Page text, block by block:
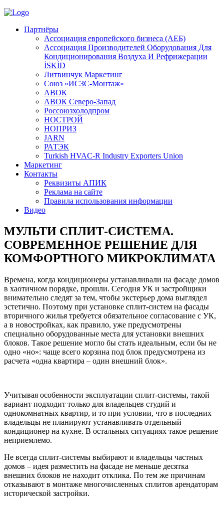
Партнёры
Ассоциация европейского бизнеса (АЕБ)
Aссоциация Производителей Оборудования Для
Кондиционирования Воздуха И Рефрижерации
İSKİD
Литвинчук Маркетинг
Союз «ИСЗС-Монтаж»
АВОК
АВОК Северо-Запад
Россоюзхолодпром
НОСТРОЙ
НОПРИЗ
JARN
РАТЭК
Turkish HVAC-R Industry Exporters Union
Маркетинг
Контакты
Реквизиты АПИК
Реклама на сайте
Правила использования информации
Видео
МУЛЬТИ СПЛИТ-СИСТЕМА.
СОВРЕМЕННОЕ РЕШЕНИЕ ДЛЯ
КОМФОРТНОГО МИКРОКЛИМАТА
Времена, когда кондиционеры устанавливали на фасаде домов
в хаотичном порядке, прошли. Сегодня УК и застройщики
внимательно следят за тем, чтобы экстерьер дома выглядел
эстетично. Поэтому при установке сплит-систем на фасады
вторичного жилья требуется обязательное согласование с УК,
а в новостройках, как правило, уже предусмотрены
специально оборудованные места для установки внешних
блоков. Такое решение могло бы стать идеальным, если бы не
одно «но»: чаще всего корзина под блок предусмотрена из
расчета «одна квартира – один внешний блок».
Учитывая особенности эксплуатации сплит-системы, такой
вариант подходит только для владельцев студий и
однокомнатных квартир, и то при условии, что в последних
владельцы не планируют устанавливать отдельный
кондиционер на кухне. В остальных ситуациях такое решение
неприемлемо.
Не всегда сплит-системы выбирают и владельцы частных
домов – идея разместить на фасаде не меньше десятка
внешних блоков не находит отклика. По тем же причинам
отказывают в монтаже многочисленных сплитов арендаторам
исторической застройки.